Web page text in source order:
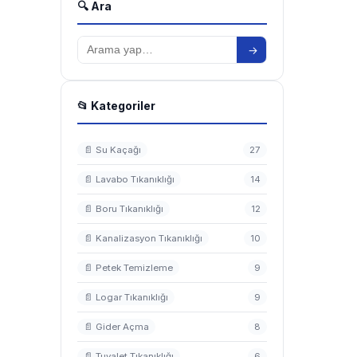
🔍 Ara
→
📂 Kategoriler
📄 Su Kaçağı 27
📄 Lavabo Tıkanıklığı 14
📄 Boru Tıkanıklığı 12
📄 Kanalizasyon Tıkanıklığı 10
📄 Petek Temizleme 9
📄 Logar Tıkanıklığı 9
📄 Gider Açma 8